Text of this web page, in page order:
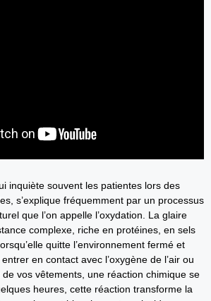
inquiète souvent les patientes lors des
s’explique fréquemment par un processus
que l’on appelle l’oxydation. La glaire
complexe, riche en protéines, en sels
quitte l’environnement fermé et
en contact avec l’oxygène de l’air ou
vos vêtements, une réaction chimique se
heures, cette réaction transforme la